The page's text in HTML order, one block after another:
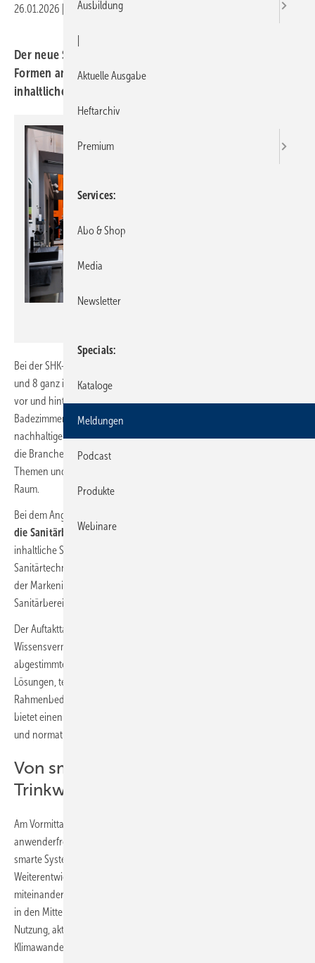
26.01.2026 Druckvorschau
Der neue Sanitär-Hub der SHK+E Essen nimmt konkrete
Formen an: Für den ersten Messetag stehen die
inhaltlichen Schwerpunkte fest.
Bei der SHK+E Essen vom 17. bis 20. März 2026 stehen die Hallen 6, 7
und 8 ganz im Zeichen moderner Badobjekte, Sanitär-Installationen
vor und hinter der Wand sowie Trink- und Abwassertechnik. Smarte
Badezimmer mit effizienten Produkten, Barrierefreiheit und
nachhaltige Materialien sind dabei drei von vielen Trends, die aktuell
die Branche beschäftigen. Der „Sanitär-Hub“ in Halle 7 gibt den
Themen und Neuheiten der Sanitäraussteller künftig noch mehr
Raum.
Bei dem Angebot handelt es sich um eine
die Sanitärbranche, auf der die Besucher jeden Tag andere
inhaltliche Schwerpunkte erwarten. Unter der Gestaltung des VDMA
Sanitärtechnik und Design trägt der Auftakt den Titel „Messeneuheiten
der Markenindustrie“ und rückt zentrale Zukunftsthemen aus dem
Sanitärbereich in den Fokus.
Der Auftakttag des Sanitär-Hubs ist klar strukturiert und auf
Wissensvermittlung in kompaktem Format ausgelegt. In aufeinander
abgestimmten 20-Minuten-Präsentationen werden praxisnahe
Lösungen, technologische Innovationen und aktuelle
Rahmenbedingungen der Sanitärbranche vorgestellt. Das Programm
bietet einen konzentrierten Überblick über neue Systeme, Markttrends
und normative Entwicklungen.
Von smarter Installation bis
Trinkwasserqualität
Am Vormittag liegt der Fokus auf intelligenten und
anwenderfreundlichen Installationslösungen. Dabei geht es um
smarte Systeme, vereinfachte Montageprozesse und technische
Weiterentwicklungen, die Sicherheit, Effizienz und Alltagstauglichkeit
miteinander verbinden. Der Nachmittag rückt das Thema Trinkwasser
in den Mittelpunkt – mit Blick auf Qualitätssicherung, nachhaltige
Nutzung, aktuelle Normen sowie neue Herausforderungen durch
Klimawandel und steigende Anforderungen an Hygiene und Betrieb.
Ausbildung
Aktuelle Ausgabe
Heftarchiv
Premium
Services
Abo & Shop
Media
Newsletter
Specials
Kataloge
Meldungen
Podcast
Produkte
Webinare